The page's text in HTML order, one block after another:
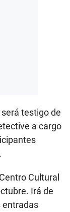
será testigo de
a cargo
Cultural
Irá de
entradas